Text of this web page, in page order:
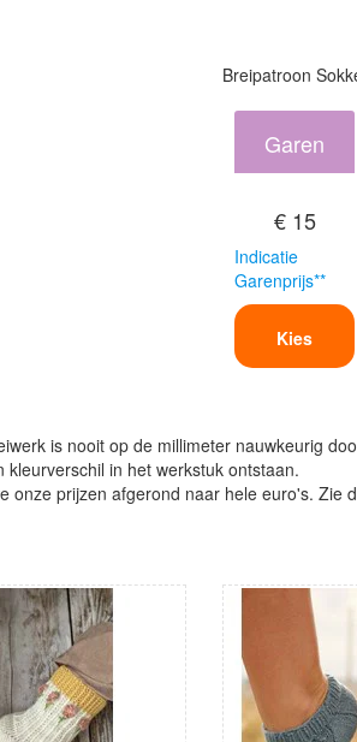
Breipatroon
Garen
€ 15
Indicatie
Garenprijs**
Kies
is nooit op de millimeter nauwkeurig
in het werkstuk ontstaan.
onze prijzen afgerond naar hele euro's. Zie